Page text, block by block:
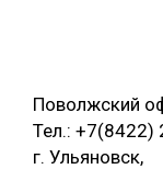
Поволжский
Тел.: +7(8422)
г. Ульяновск,